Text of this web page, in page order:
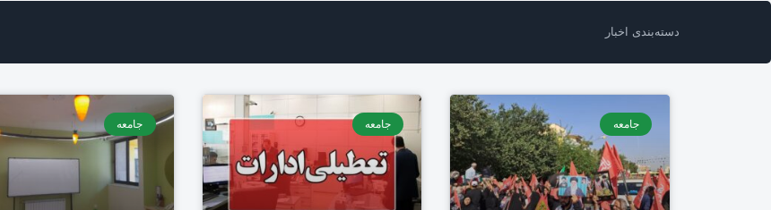
دسته‌بندی اخبار
جامعه جامعه جامعه